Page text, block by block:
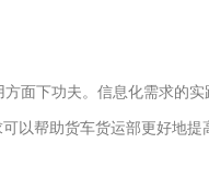
面下功夫。信息化需求的
以帮助货车货运部更好地提